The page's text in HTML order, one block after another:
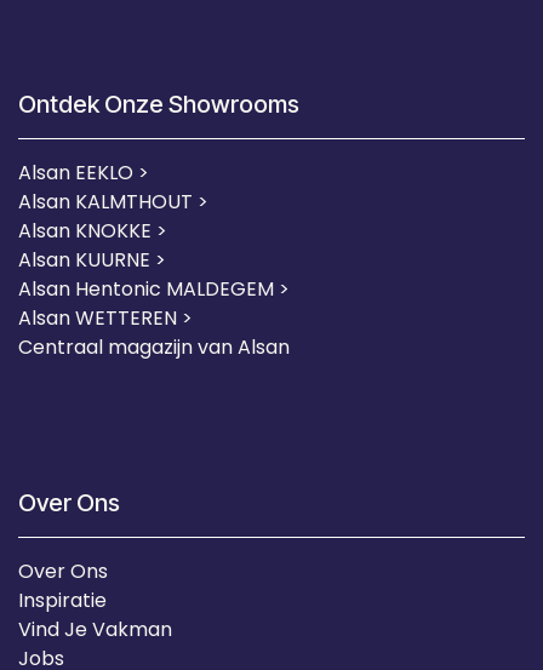
Ontdek Onze Showrooms
Alsan EEKLO >
Alsan KALMTHOUT >
Alsan KNOKKE >
Alsan KUURNE >
Alsan Hentonic MALDEGEM >
Alsan WETTEREN >
Centraal magazijn van Alsan
Over Ons
Over Ons
Inspiratie
Vind Je Vakman
Jobs